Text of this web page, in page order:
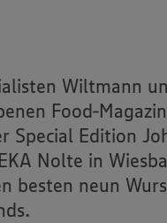
Wiltmann
Food-
Special Edition
Nolte in
besten neun